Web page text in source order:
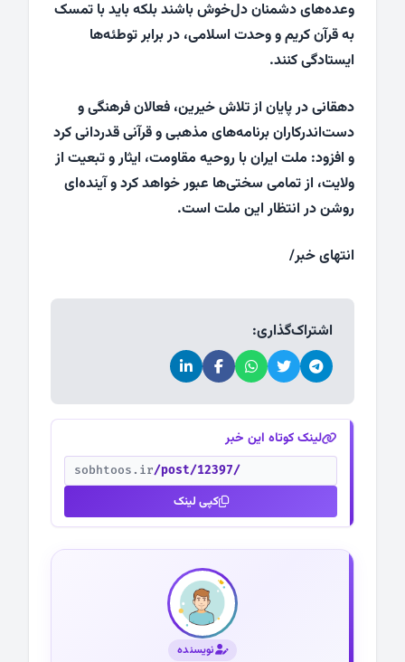
وعده‌های دشمنان دل‌خوش باشند بلکه باید با تمسک
به قرآن کریم و وحدت اسلامی، در برابر توطئه‌ها
ایستادگی کنند.
دهقانی در پایان از تلاش خیرین، فعالان فرهنگی و
دست‌اندرکاران برنامه‌های مذهبی و قرآنی قدردانی کرد
و افزود: ملت ایران با روحیه مقاومت، ایثار و تبعیت از
ولایت، از تمامی سختی‌ها عبور خواهد کرد و آینده‌ای
روشن در انتظار این ملت است.
انتهای خبر/
اشتراک‌گذاری:
لینک کوتاه این خبر
sobhtoos.ir/post/12397/
کپی لینک
نویسنده